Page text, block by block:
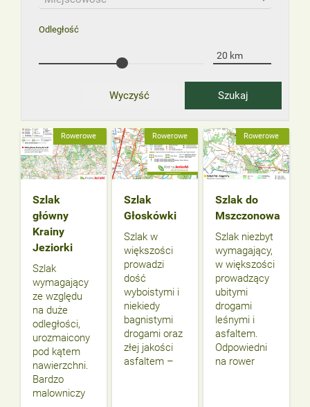
Odległość
Rowerowe
Szlak
główny
Krainy
Jeziorki
Szlak
wymagający
ze względu
na duże
odległości,
urozmaicony
pod kątem
nawierzchni.
Bardzo
malowniczy
Rowerowe
Szlak
Głoskówki
Szlak w
większości
prowadzi
dość
wyboistymi i
niekiedy
bagnistymi
drogami oraz
złej jakości
asfaltem –
Rowerowe
Szlak do
Mszczonowa
Szlak niezbyt
wymagający,
w większości
prowadzący
ubitymi
drogami
leśnymi i
asfaltem.
Odpowiedni
na rower